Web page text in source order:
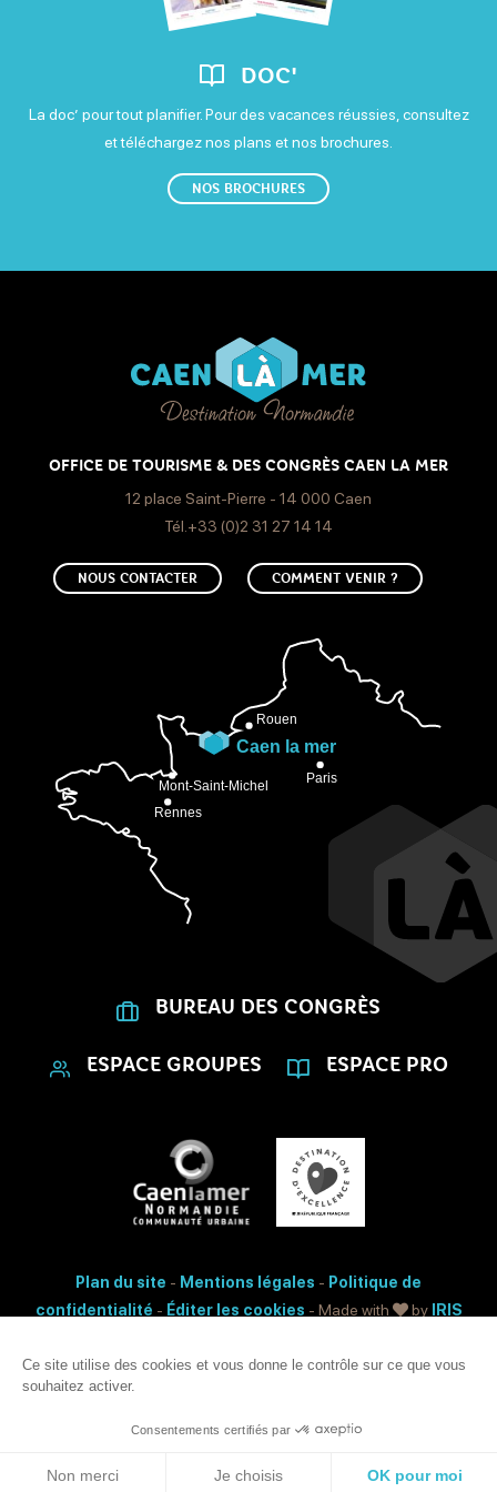
Ce site utilise des cookies et vous donne le contrôle sur ce que vous
souhaitez activer.
Consentements certifiés par
Non merci Je choisis OK pour moi
DOC'
La doc’ pour tout planifier. Pour des vacances réussies, consultez
et téléchargez nos plans et nos brochures.
NOS BROCHURES
OFFICE DE TOURISME & DES CONGRÈS CAEN LA MER
12 place Saint-Pierre - 14 000 Caen
Tél.+33 (0)2 31 27 14 14
NOUS CONTACTER COMMENT VENIR ?
BUREAU DES CONGRÈS
ESPACE GROUPES ESPACE PRO
Plan du site - Mentions légales - Politique de
confidentialité - Éditer les cookies - Made with by
IRIS
Accessibilité: non conforme
Ce site est protégé par reCAPTCHA. Les
Haut